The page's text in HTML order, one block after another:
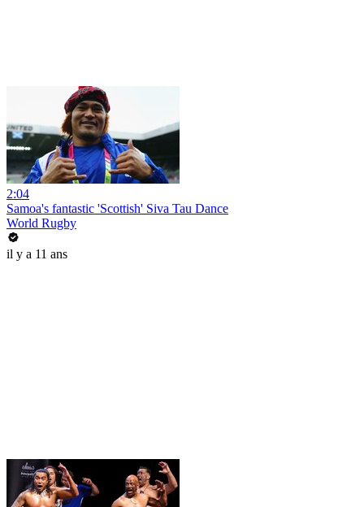
2:04
Samoa's fantastic 'Scottish' Siva Tau Dance
World Rugby
il y a 11 ans